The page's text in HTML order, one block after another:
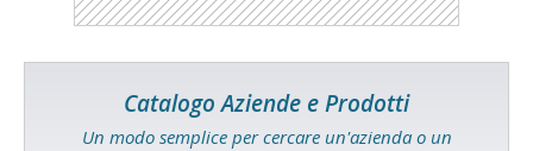
Catalogo Aziende e Prodotti
Un modo semplice per cercare un'azienda o un